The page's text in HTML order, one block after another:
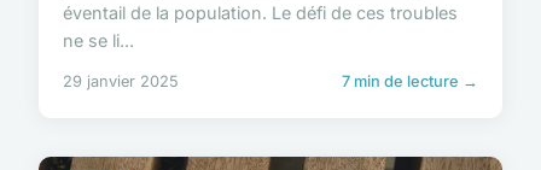
éventail de la population. Le défi de ces troubles
ne se li...
29 janvier 2025 7 min de lecture →